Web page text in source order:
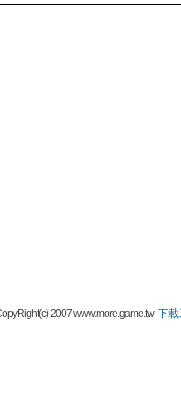
2007 www.more.game.tw 下